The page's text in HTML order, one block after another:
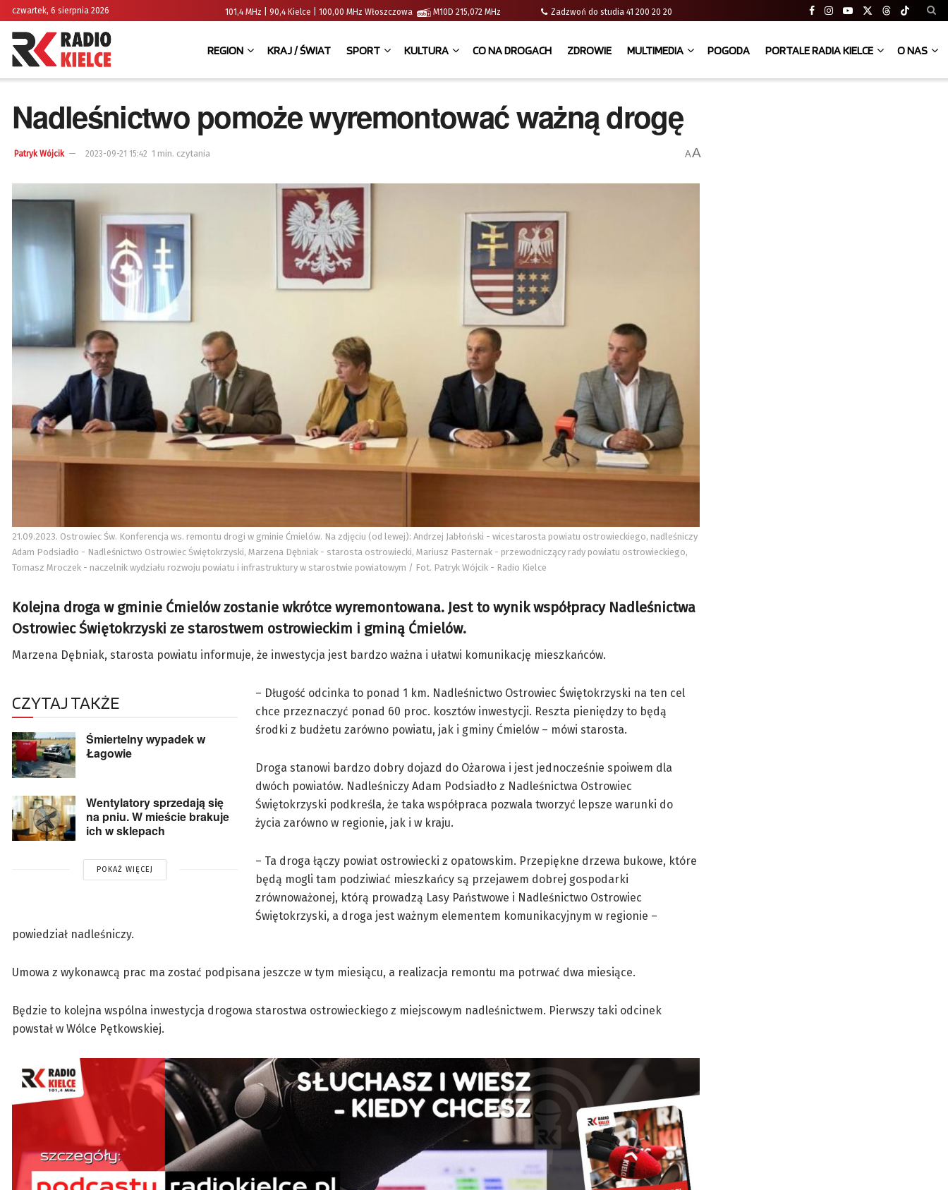
czwartek, 6 sierpnia 2026 101,4 MHz | 90,4 Kielce | 100,00 MHz Włoszczowa M10D 215,072 MHz Zadzwoń do studia 41 200 20 20
REGION KRAJ / ŚWIAT SPORT KULTURA CO NA DROGACH ZDROWIE MULTIMEDIA POGODA PORTALE RADIA KIELCE O NAS
Nadleśnictwo pomoże wyremontować ważną drogę
Patryk Wójcik 2023-09-21 15:42 1 min. czytania AA
21.09.2023. Ostrowiec Św. Konferencja ws. remontu drogi w gminie Ćmielów. Na zdjęciu (od lewej): Andrzej Jabłoński - wicestarosta powiatu ostrowieckiego, nadleśniczy
Adam Podsiadło - Nadleśnictwo Ostrowiec Świętokrzyski, Marzena Dębniak - starosta ostrowiecki, Mariusz Pasternak - przewodniczący rady powiatu ostrowieckiego,
Tomasz Mroczek - naczelnik wydziału rozwoju powiatu i infrastruktury w starostwie powiatowym / Fot. Patryk Wójcik - Radio Kielce
Kolejna droga w gminie Ćmielów zostanie wkrótce wyremontowana. Jest to wynik współpracy Nadleśnictwa
Ostrowiec Świętokrzyski ze starostwem ostrowieckim i gminą Ćmielów.
Marzena Dębniak, starosta powiatu informuje, że inwestycja jest bardzo ważna i ułatwi komunikację mieszkańców.
CZYTAJ TAKŻE
Śmiertelny wypadek w
Łagowie
Wentylatory sprzedają się
na pniu. W mieście brakuje
ich w sklepach
POKAŻ WIĘCEJ
– Długość odcinka to ponad 1 km. Nadleśnictwo Ostrowiec Świętokrzyski na ten cel
chce przeznaczyć ponad 60 proc. kosztów inwestycji. Reszta pieniędzy to będą
środki z budżetu zarówno powiatu, jak i gminy Ćmielów – mówi starosta.
Droga stanowi bardzo dobry dojazd do Ożarowa i jest jednocześnie spoiwem dla
dwóch powiatów. Nadleśniczy Adam Podsiadło z Nadleśnictwa Ostrowiec
Świętokrzyski podkreśla, że taka współpraca pozwala tworzyć lepsze warunki do
życia zarówno w regionie, jak i w kraju.
– Ta droga łączy powiat ostrowiecki z opatowskim. Przepiękne drzewa bukowe, które
będą mogli tam podziwiać mieszkańcy są przejawem dobrej gospodarki
zrównoważonej, którą prowadzą Lasy Państwowe i Nadleśnictwo Ostrowiec
Świętokrzyski, a droga jest ważnym elementem komunikacyjnym w regionie –
powiedział nadleśniczy.
Umowa z wykonawcą prac ma zostać podpisana jeszcze w tym miesiącu, a realizacja remontu ma potrwać dwa miesiące.
Będzie to kolejna wspólna inwestycja drogowa starostwa ostrowieckiego z miejscowym nadleśnictwem. Pierwszy taki odcinek
powstał w Wólce Pętkowskiej.